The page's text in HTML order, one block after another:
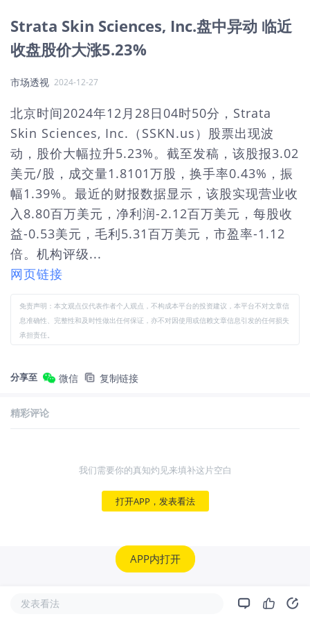
Strata Skin Sciences, Inc.盘中异动 临近
收盘股价大涨5.23%
市场透视 2024-12-27
北京时间2024年12月28日04时50分，Strata
Skin Sciences, Inc.（SSKN.us）股票出现波
动，股价大幅拉升5.23%。截至发稿，该股报3.02
美元/股，成交量1.8101万股，换手率0.43%，振
幅1.39%。最近的财报数据显示，该股实现营业收
入8.80百万美元，净利润-2.12百万美元，每股收
益-0.53美元，毛利5.31百万美元，市盈率-1.12
倍。机构评级...
网页链接
免责声明：本文观点仅代表作者个人观点，不构成本平台的投资建议，本平台不对文章信
息准确性、完整性和及时性做出任何保证，亦不对因使用或信赖文章信息引发的任何损失
承担责任。
分享至 微信 复制链接
精彩评论
我们需要你的真知灼见来填补这片空白
打开APP，发表看法
APP内打开
发表看法